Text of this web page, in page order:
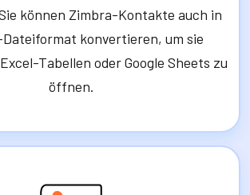
können Zimbra-Kontakte auch in
Dateiformat konvertieren, um sie
Tabellen oder Google Sheets zu
öffnen.